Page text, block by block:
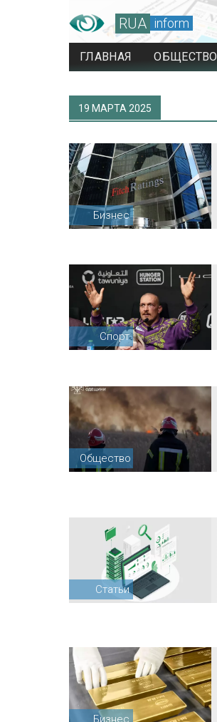
RUA inform
ГЛАВНАЯ ОБЩЕСТВО
19 МАРТА 2025
Бизнес
Спорт
Общество
Статьи
Бизнес